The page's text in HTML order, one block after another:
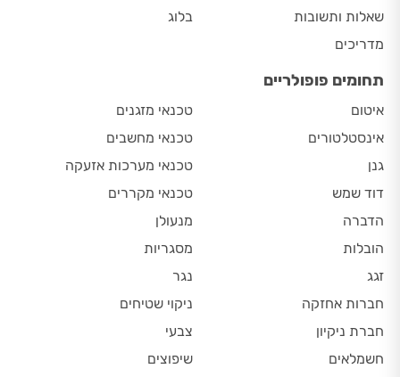
שאלות ותשובות
מדריכים
בלוג
תחומים פופולריים
איטום
אינסטלטורים
גנן
דוד שמש
הדברה
הובלות
זגג
חברות אחזקה
חברת ניקיון
חשמלאים
טכנאי מזגנים
טכנאי מחשבים
טכנאי מערכות אזעקה
טכנאי מקררים
מנעולן
מסגריות
נגר
ניקוי שטיחים
צבעי
שיפוצים